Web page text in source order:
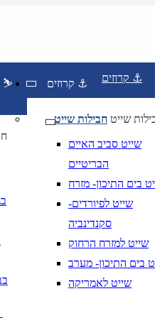
חופשות סקי ⛷️
קרוזים ⚓ קרוזים ⚓
שייט חבילות שייט
שייט סביב האיים
הבריטיים
בים התיכון- מזרח
שייט לפיורדים-
סקנדינביה
שייט למזרח הרחוק
בים התיכון- מערב
שייט לאמריקה